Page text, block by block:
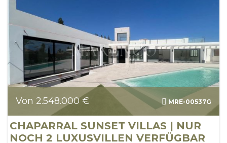
Von 2.548.000 € MRE-00537G
CHAPARRAL SUNSET VILLAS | NUR
NOCH 2 LUXUSVILLEN VERFÜGBAR